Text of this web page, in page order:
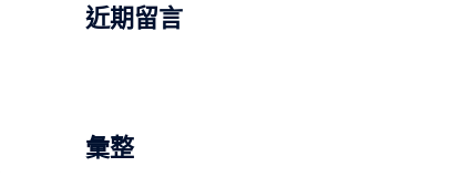
近期留言
彙整